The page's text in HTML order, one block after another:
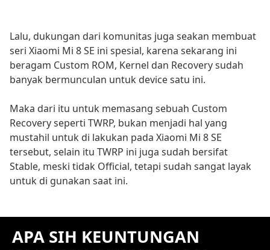
Lalu, dukungan dari komunitas juga seakan membuat
seri Xiaomi Mi 8 SE ini spesial, karena sekarang ini
beragam Custom ROM, Kernel dan Recovery sudah
banyak bermunculan untuk device satu ini.
Maka dari itu untuk memasang sebuah Custom
Recovery seperti TWRP, bukan menjadi hal yang
mustahil untuk di lakukan pada Xiaomi Mi 8 SE
tersebut, selain itu TWRP ini juga sudah bersifat
Stable, meski tidak Official, tetapi sudah sangat layak
untuk di gunakan saat ini.
APA SIH KEUNTUNGAN